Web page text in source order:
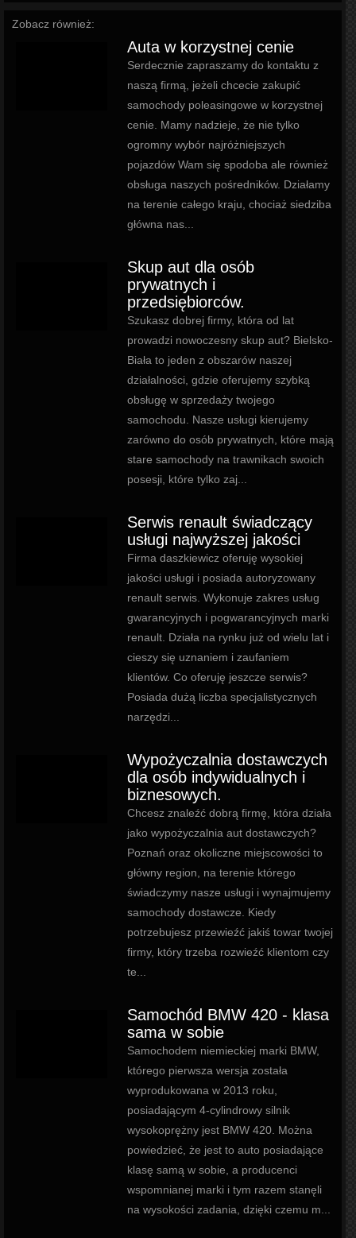
Zobacz również:
Auta w korzystnej cenie
Serdecznie zapraszamy do kontaktu z
naszą firmą, jeżeli chcecie zakupić
samochody poleasingowe w korzystnej
cenie. Mamy nadzieje, że nie tylko
ogromny wybór najróżniejszych
pojazdów Wam się spodoba ale również
obsługa naszych pośredników. Działamy
na terenie całego kraju, chociaż siedziba
główna nas...
Skup aut dla osób
prywatnych i
przedsiębiorców.
Szukasz dobrej firmy, która od lat
prowadzi nowoczesny skup aut? Bielsko-
Biała to jeden z obszarów naszej
działalności, gdzie oferujemy szybką
obsługę w sprzedaży twojego
samochodu. Nasze usługi kierujemy
zarówno do osób prywatnych, które mają
stare samochody na trawnikach swoich
posesji, które tylko zaj...
Serwis renault świadczący
usługi najwyższej jakości
Firma daszkiewicz oferuję wysokiej
jakości usługi i posiada autoryzowany
renault serwis. Wykonuje zakres usług
gwarancyjnych i pogwarancyjnych marki
renault. Działa na rynku już od wielu lat i
cieszy się uznaniem i zaufaniem
klientów. Co oferuję jeszcze serwis?
Posiada dużą liczba specjalistycznych
narzędzi...
Wypożyczalnia dostawczych
dla osób indywidualnych i
biznesowych.
Chcesz znaleźć dobrą firmę, która działa
jako wypożyczalnia aut dostawczych?
Poznań oraz okoliczne miejscowości to
główny region, na terenie którego
świadczymy nasze usługi i wynajmujemy
samochody dostawcze. Kiedy
potrzebujesz przewieźć jakiś towar twojej
firmy, który trzeba rozwieźć klientom czy
te...
Samochód BMW 420 - klasa
sama w sobie
Samochodem niemieckiej marki BMW,
którego pierwsza wersja została
wyprodukowana w 2013 roku,
posiadającym 4-cylindrowy silnik
wysokoprężny jest BMW 420. Można
powiedzieć, że jest to auto posiadające
klasę samą w sobie, a producenci
wspomnianej marki i tym razem stanęli
na wysokości zadania, dzięki czemu m...